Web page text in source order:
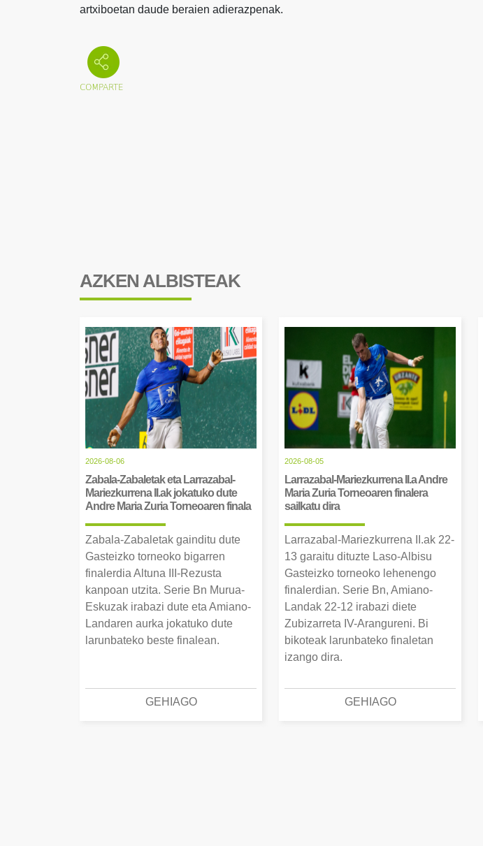
artxiboetan daude beraien adierazpenak.
AZKEN ALBISTEAK
2026-08-06
Zabala-Zabaletak eta Larrazabal-
Mariezkurrena II.ak jokatuko dute
Andre Maria Zuria Torneoaren finala
Zabala-Zabaletak gainditu dute
Gasteizko torneoko bigarren
finalerdia Altuna III-Rezusta
kanpoan utzita. Serie Bn Murua-
Eskuzak irabazi dute eta Amiano-
Landaren aurka jokatuko dute
larunbateko beste finalean.
GEHIAGO
2026-08-05
Larrazabal-Mariezkurrena II.a Andre
Maria Zuria Torneoaren finalera
sailkatu dira
Larrazabal-Mariezkurrena II.ak 22-
13 garaitu dituzte Laso-Albisu
Gasteizko torneoko lehenengo
finalerdian. Serie Bn, Amiano-
Landak 22-12 irabazi diete
Zubizarreta IV-Arangureni. Bi
bikoteak larunbateko finaletan
izango dira.
GEHIAGO